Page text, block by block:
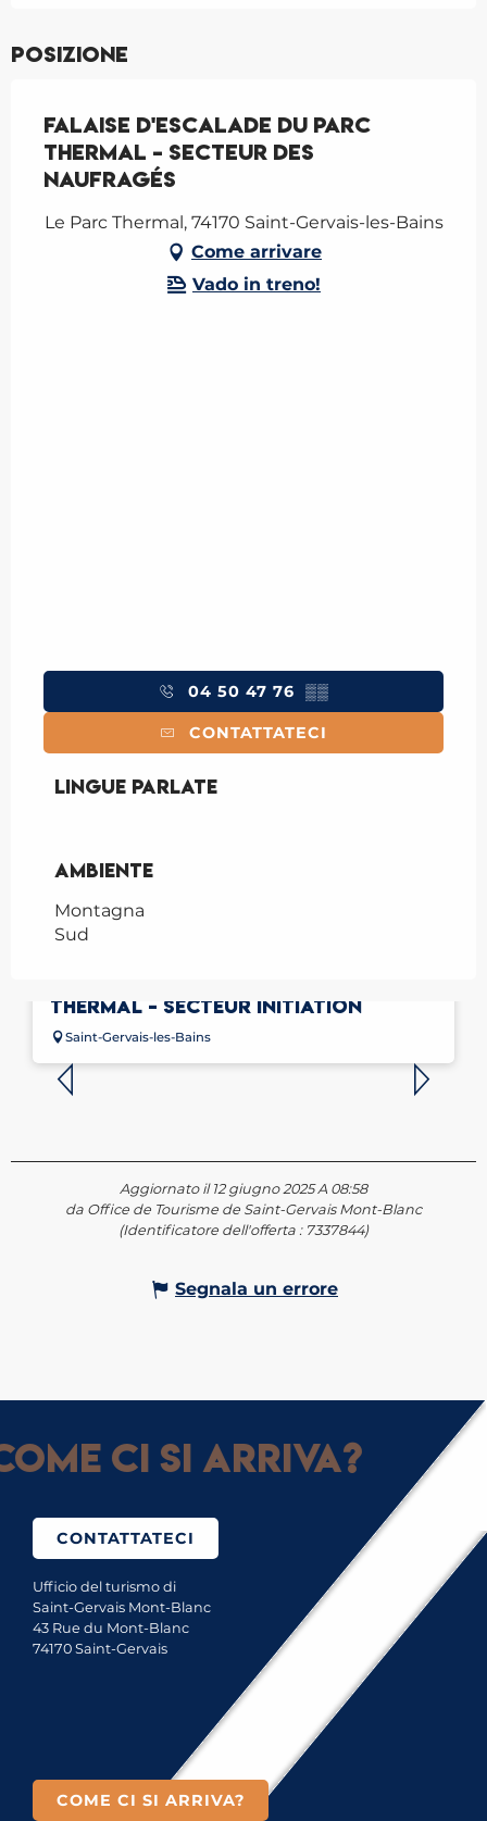
Posizione
Falaise d'escalade du Parc
Thermal - Secteur des
Naufragés
Le Parc Thermal, 74170 Saint-Gervais-les-Bains
Come arrivare
Vado in treno!
04 50 47 76 ▒▒
CONTATTATECI
Lingue parlate
Lingue parlate
Ambiente
Ambiente
Montagna
Sud
THERMAL - SECTEUR INITIATION
Saint-Gervais-les-Bains
Aggiornato il 12 giugno 2025 A 08:58
da Office de Tourisme de Saint-Gervais Mont-Blanc
(Identificatore dell'offerta : 7337844)
Segnala un errore
ci si arriva?
CONTATTATECI
Ufficio del turismo di
Saint-Gervais Mont-Blanc
43 Rue du Mont-Blanc
74170 Saint-Gervais
COME CI SI ARRIVA?